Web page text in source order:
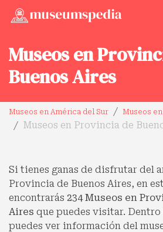
Museos en
Buenos Aires
Museos en América del Sur Museos
Museos en Provincia de
Si tienes ganas de disfrutar del
Provincia de Buenos Aires, en
encontrarás 234 Museos en
Aires que puedes visitar. Dentro
puedes ver información del